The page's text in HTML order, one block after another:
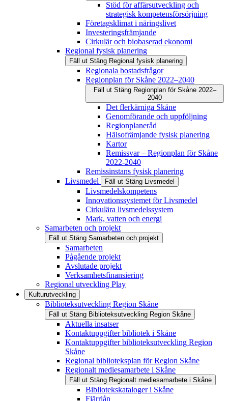
Stöd för affärsutveckling och
strategisk kompetensförsörjning
Företagsklimat i näringslivet
Investeringsfrämjande
Cirkulär och biobaserad ekonomi
Regional fysisk planering
Fäll ut Stäng Regional fysisk planering
Regionala bostadsfrågor
Regionplan för Skåne 2022–2040
Fäll ut Stäng Regionplan för Skåne 2022–
2040
Det flerkärniga Skåne
Genomförande och uppföljning
Regionplaneråd
Hälsofrämjande fysisk planering
Kartor
Remissvar – Regionplan för Skåne
2022-2040
Remissinstans fysisk planering
Livsmedel
Fäll ut Stäng Livsmedel
Livsmedelskompetens
Innovationssystemet för Livsmedel
Cirkulära livsmedelssystem
Mark, vatten och energi
Samarbeten och projekt
Fäll ut Stäng Samarbeten och projekt
Samarbeten
Pågående projekt
Avslutade projekt
Verksamhetsfinansiering
Regional utveckling Play
Kulturutveckling
Biblioteksutveckling Region Skåne
Fäll ut Stäng Biblioteksutveckling Region Skåne
Aktuella insatser
Kontaktuppgifter bibliotek i Skåne
Kontaktuppgifter biblioteksutveckling Region
Skåne
Regional biblioteksplan för Region Skåne
Regionalt mediesamarbete i Skåne
Fäll ut Stäng Regionalt mediesamarbete i Skåne
Bibliotekskataloger i Skåne
Fjärrlån